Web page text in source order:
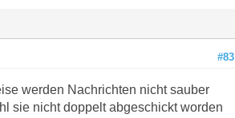
#83
werden Nachrichten nicht sauber
sie nicht doppelt abgeschickt worden